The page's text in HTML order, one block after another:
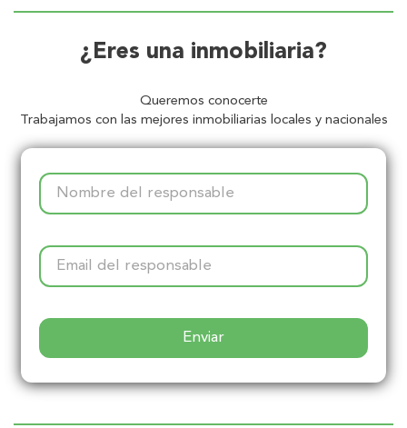
¿Eres una inmobiliaria?
Queremos conocerte
Trabajamos con las mejores inmobiliarias locales y nacionales